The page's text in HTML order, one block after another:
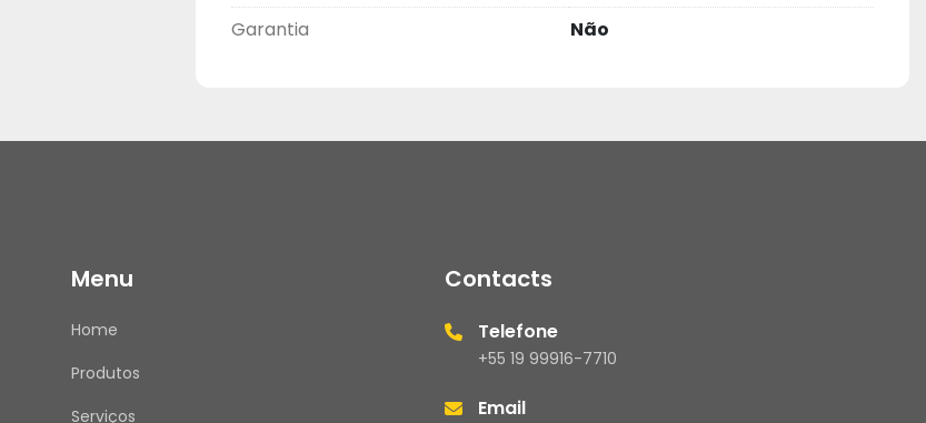
ANTES DE COMPRAR
Utilize o campo de Perguntas e Respostas para esclarecer todas as suas
compra conosco. Sua opinião é muito importante!
Nosso horário de atendimento é de segunda a sexta, das 08h00 às 17h30.
Garantia
Não
Menu
Home
Produtos
Serviços
Contacts
Telefone
+55 19 99916-7710
Email